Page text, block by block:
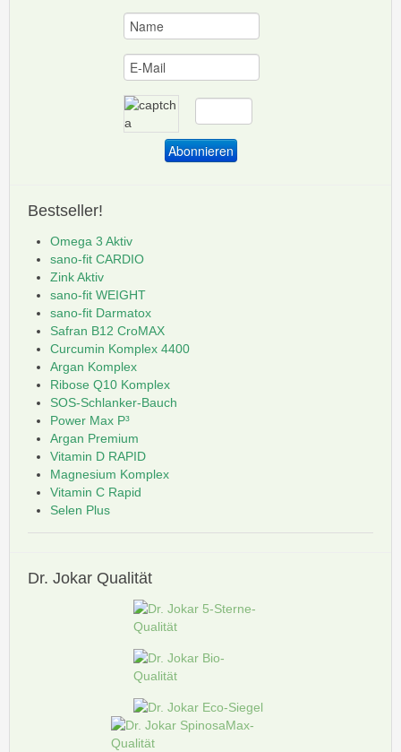
Bestseller!
Omega 3 Aktiv
sano-fit CARDIO
Zink Aktiv
sano-fit WEIGHT
sano-fit Darmatox
Safran B12 CroMAX
Curcumin Komplex 4400
Argan Komplex
Ribose Q10 Komplex
SOS-Schlanker-Bauch
Power Max P³
Argan Premium
Vitamin D RAPID
Magnesium Komplex
Vitamin C Rapid
Selen Plus
Dr. Jokar Qualität